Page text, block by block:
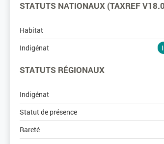
STATUTS NATIONAUX (TAXREF
Habitat
Indigénat
STATUTS RÉGIONAUX
Indigénat
Statut de présence
Rareté